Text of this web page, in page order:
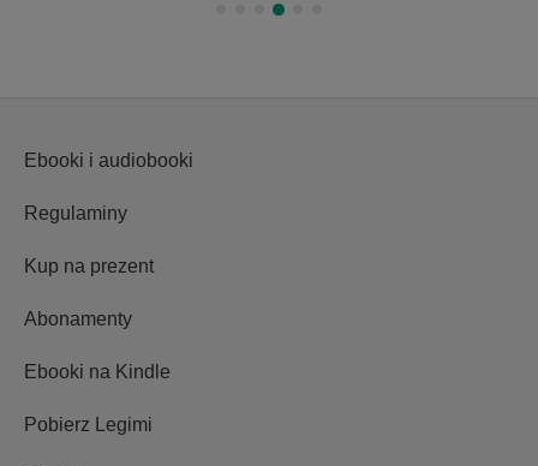
Ebooki i audiobooki
Regulaminy
Kup na prezent
Abonamenty
Ebooki na Kindle
Pobierz Legimi